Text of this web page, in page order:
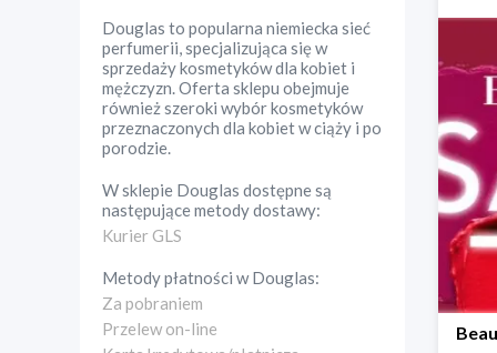
Douglas to popularna niemiecka sieć
perfumerii, specjalizująca się w
sprzedaży kosmetyków dla kobiet i
mężczyzn. Oferta sklepu obejmuje
również szeroki wybór kosmetyków
przeznaczonych dla kobiet w ciąży i po
porodzie.
W sklepie Douglas dostępne są
następujące metody dostawy:
Kurier GLS
Metody płatności wDouglas:
Za pobraniem
Przelew on-line